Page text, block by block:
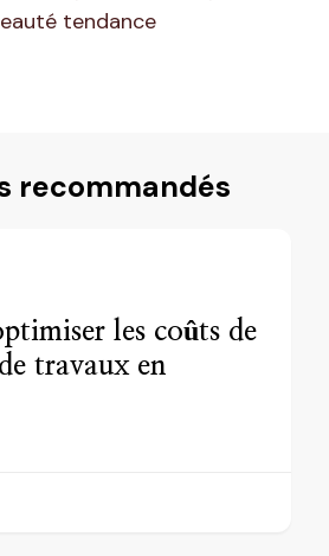
tendance
recommandés
les coûts de
travaux en